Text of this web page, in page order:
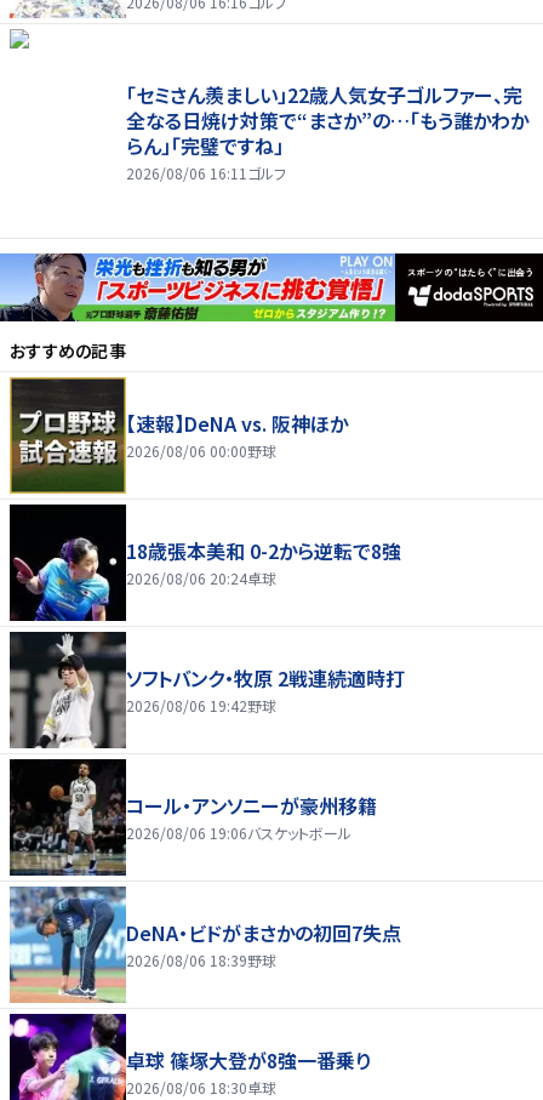
「セミさん羨ましい」22歳人気女子ゴルファー、完
全なる日焼け対策で“まさか”の…「もう誰かわか
らん」「完璧ですね」
2026/08/06 16:11 ゴルフ
おすすめの記事
【速報】DeNA vs. 阪神ほか
2026/08/06 00:00野球
18歳張本美和 0-2から逆転で8強
2026/08/06 20:24卓球
ソフトバンク・牧原 2戦連続適時打
2026/08/06 19:42野球
コール・アンソニーが豪州移籍
2026/08/06 19:06バスケットボール
DeNA・ビドがまさかの初回7失点
2026/08/06 18:39野球
卓球 篠塚大登が8強一番乗り
2026/08/06 18:30卓球